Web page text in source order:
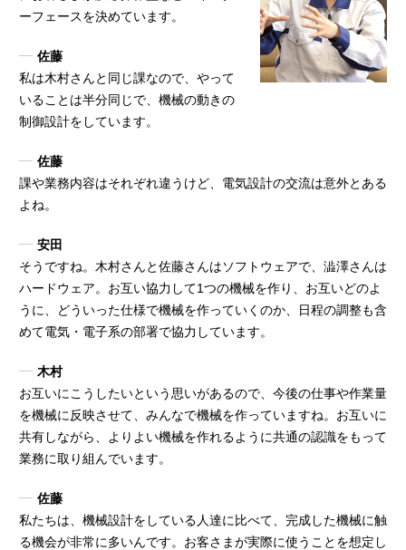
ーフェースを決めています。
佐藤
私は木村さんと同じ課なので、やって
いることは半分同じで、機械の動きの
制御設計をしています。
佐藤
課や業務内容はそれぞれ違うけど、電気設計の交流は意外とある
よね。
安田
そうですね。木村さんと佐藤さんはソフトウェアで、澁澤さんは
ハードウェア。お互い協力して1つの機械を作り、お互いどのよ
うに、どういった仕様で機械を作っていくのか、日程の調整も含
めて電気・電子系の部署で協力しています。
木村
お互いにこうしたいという思いがあるので、今後の仕事や作業量
を機械に反映させて、みんなで機械を作っていますね。お互いに
共有しながら、よりよい機械を作れるように共通の認識をもって
業務に取り組んでいます。
佐藤
私たちは、機械設計をしている人達に比べて、完成した機械に触
る機会が非常に多いんです。お客さまが実際に使うことを想定し